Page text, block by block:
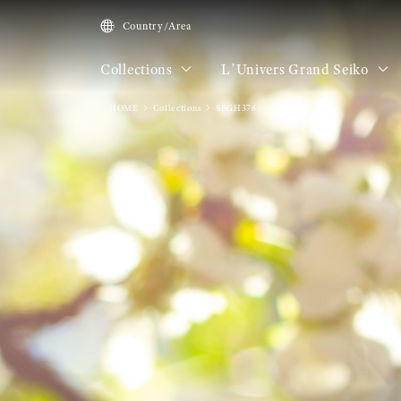
Country/Area
Collections L’Univers Grand Seiko
HOME Collections SBGH376